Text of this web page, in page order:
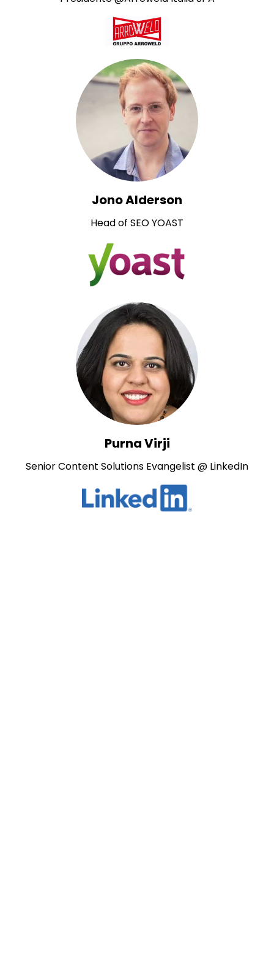
Jono Alderson
Head of SEO YOAST
Purna Virji
Senior Content Solutions Evangelist @ LinkedIn